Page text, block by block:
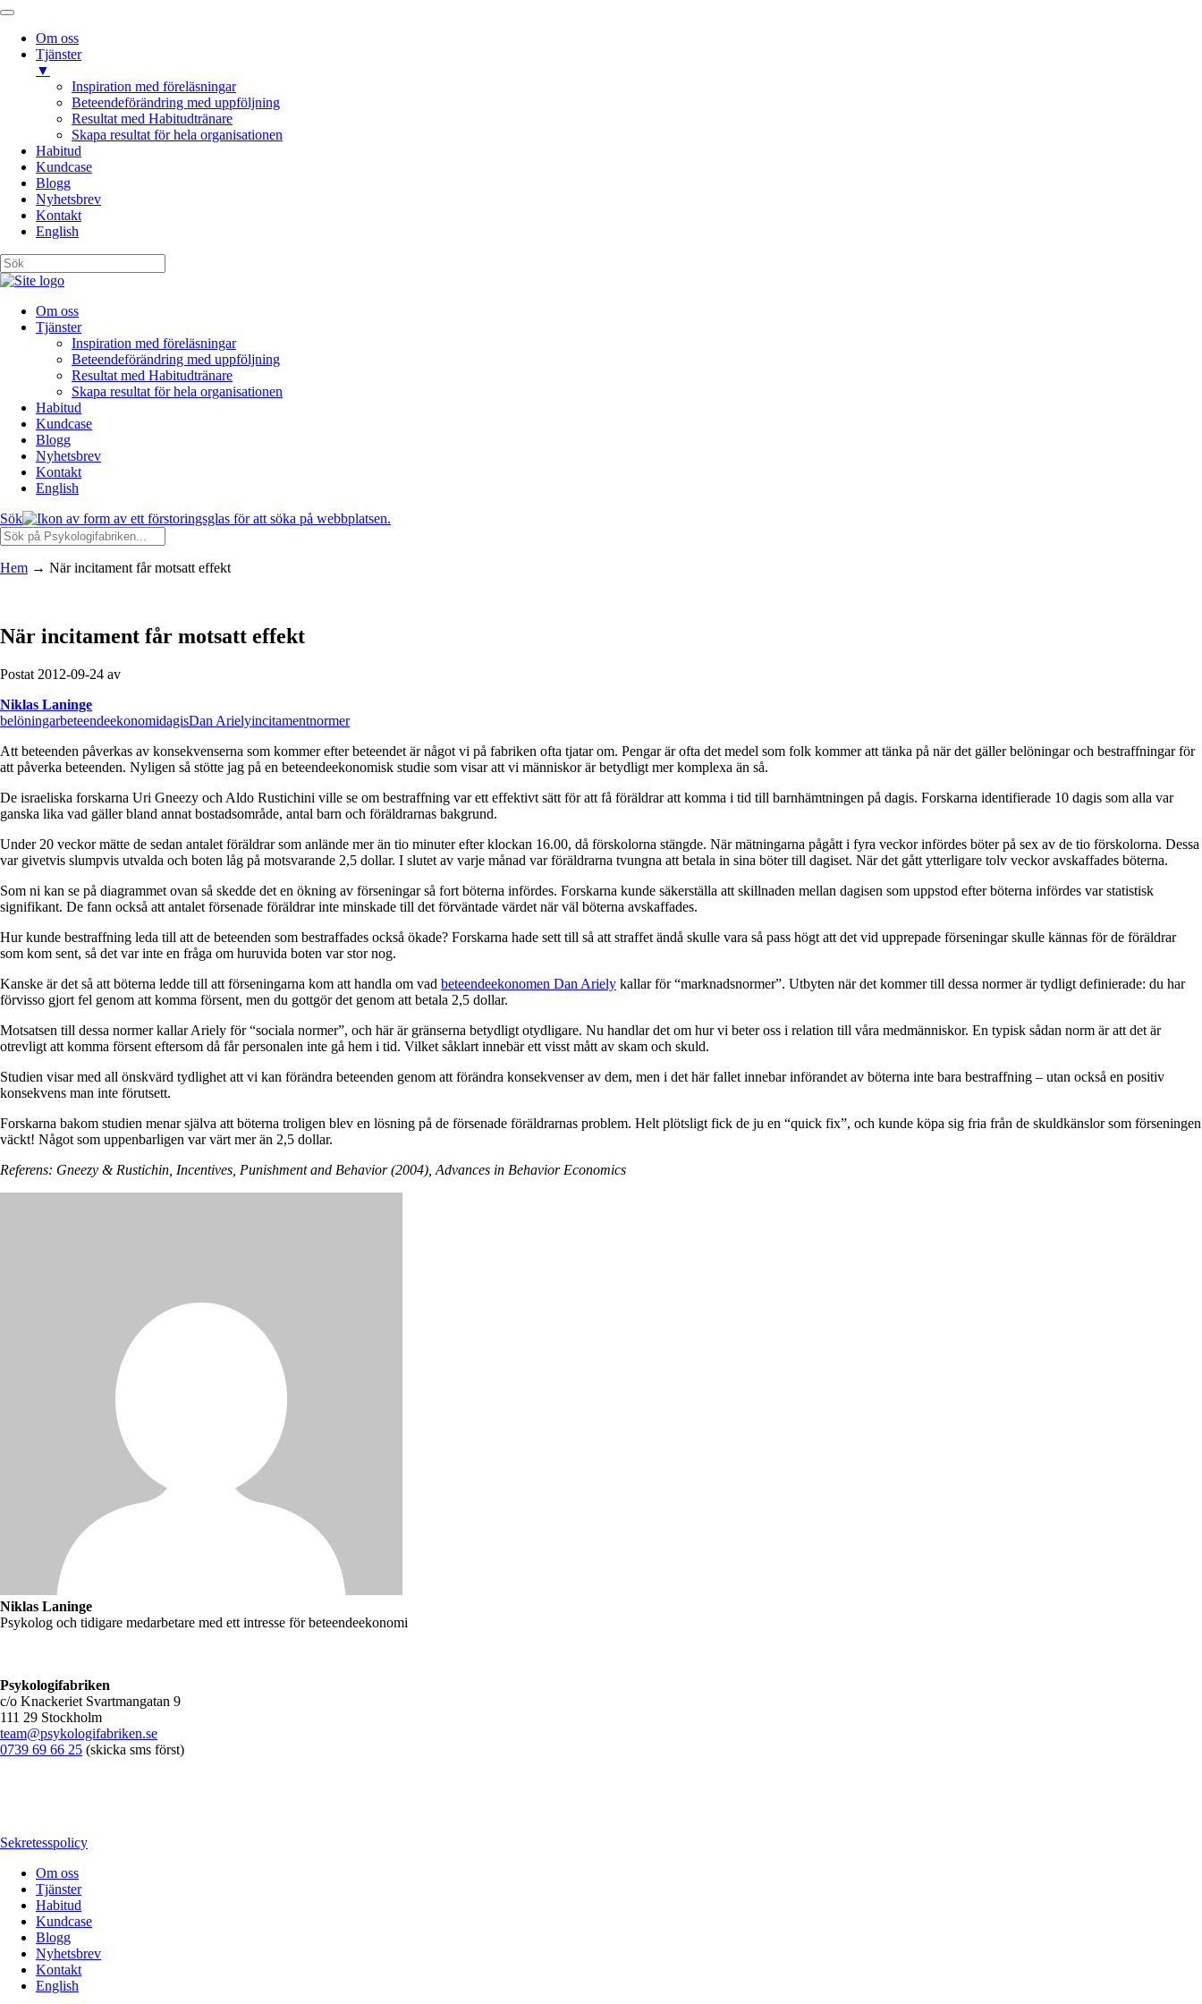
Om oss
Tjänster
▼
Inspiration med föreläsningar
Beteendeförändring med uppföljning
Resultat med Habitudtränare
Skapa resultat för hela organisationen
Habitud
Kundcase
Blogg
Nyhetsbrev
Kontakt
English
Om oss
Tjänster
Inspiration med föreläsningar
Beteendeförändring med uppföljning
Resultat med Habitudtränare
Skapa resultat för hela organisationen
Habitud
Kundcase
Blogg
Nyhetsbrev
Kontakt
English
Sök
Hem → När incitament får motsatt effekt
När incitament får motsatt effekt
Postat 2012-09-24 av
Niklas Laninge
belöningarbeteendeekonomidagisDan Arielyincitamentnormer
Att beteenden påverkas av konsekvenserna som kommer efter beteendet är något vi på fabriken ofta tjatar om. Pengar är ofta det medel som folk kommer att tänka på när det gäller belöningar och bestraffningar för
att påverka beteenden. Nyligen så stötte jag på en beteendeekonomisk studie som visar att vi människor är betydligt mer komplexa än så.
De israeliska forskarna Uri Gneezy och Aldo Rustichini ville se om bestraffning var ett effektivt sätt för att få föräldrar att komma i tid till barnhämtningen på dagis. Forskarna identifierade 10 dagis som alla var
ganska lika vad gäller bland annat bostadsområde, antal barn och föräldrarnas bakgrund.
Under 20 veckor mätte de sedan antalet föräldrar som anlände mer än tio minuter efter klockan 16.00, då förskolorna stängde. När mätningarna pågått i fyra veckor infördes böter på sex av de tio förskolorna. Dessa
var givetvis slumpvis utvalda och boten låg på motsvarande 2,5 dollar. I slutet av varje månad var föräldrarna tvungna att betala in sina böter till dagiset. När det gått ytterligare tolv veckor avskaffades böterna.
Som ni kan se på diagrammet ovan så skedde det en ökning av förseningar så fort böterna infördes. Forskarna kunde säkerställa att skillnaden mellan dagisen som uppstod efter böterna infördes var statistisk
signifikant. De fann också att antalet försenade föräldrar inte minskade till det förväntade värdet när väl böterna avskaffades.
Hur kunde bestraffning leda till att de beteenden som bestraffades också ökade? Forskarna hade sett till så att straffet ändå skulle vara så pass högt att det vid upprepade förseningar skulle kännas för de föräldrar
som kom sent, så det var inte en fråga om huruvida boten var stor nog.
Kanske är det så att böterna ledde till att förseningarna kom att handla om vad beteendeekonomen Dan Ariely kallar för “marknadsnormer”. Utbyten när det kommer till dessa normer är tydligt definierade: du har
förvisso gjort fel genom att komma försent, men du gottgör det genom att betala 2,5 dollar.
Motsatsen till dessa normer kallar Ariely för “sociala normer”, och här är gränserna betydligt otydligare. Nu handlar det om hur vi beter oss i relation till våra medmänniskor. En typisk sådan norm är att det är
otrevligt att komma försent eftersom då får personalen inte gå hem i tid. Vilket såklart innebär ett visst mått av skam och skuld.
Studien visar med all önskvärd tydlighet att vi kan förändra beteenden genom att förändra konsekvenser av dem, men i det här fallet innebar införandet av böterna inte bara bestraffning – utan också en positiv
konsekvens man inte förutsett.
Forskarna bakom studien menar själva att böterna troligen blev en lösning på de försenade föräldrarnas problem. Helt plötsligt fick de ju en “quick fix”, och kunde köpa sig fria från de skuldkänslor som förseningen
väckt! Något som uppenbarligen var värt mer än 2,5 dollar.
Referens: Gneezy & Rustichin, Incentives, Punishment and Behavior (2004), Advances in Behavior Economics
Niklas Laninge
Psykolog och tidigare medarbetare med ett intresse för beteendeekonomi
Psykologifabriken
c/o Knackeriet Svartmangatan 9
111 29 Stockholm
team@psykologifabriken.se
0739 69 66 25 (skicka sms först)
Sekretesspolicy
Om oss
Tjänster
Habitud
Kundcase
Blogg
Nyhetsbrev
Kontakt
English